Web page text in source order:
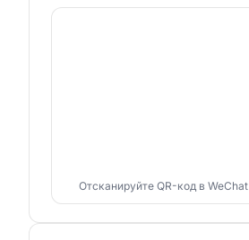
Отсканируйте QR-код в WeChat